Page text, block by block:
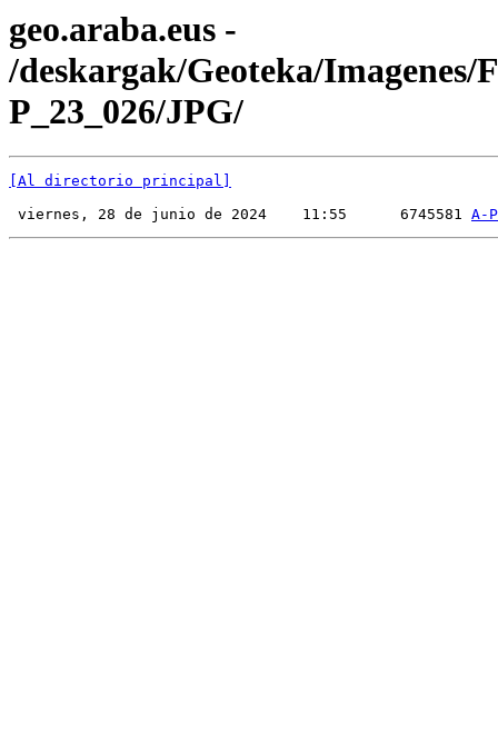
geo.araba.eus -
/deskargak/Geoteka/Imagenes/
P_23_026/JPG/
[Al directorio principal]
viernes, 28 de junio de 2024    11:55      6745581 A-